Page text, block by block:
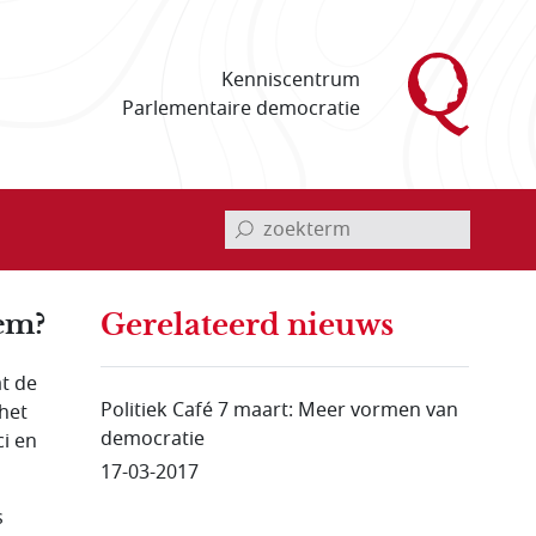
Kenniscentrum
Parlementaire democratie
invoerveld zoekterm
de
en
Gerelateerd nieuws
Politiek Café 7 maart: Meer vormen van
democratie
17-03-2017